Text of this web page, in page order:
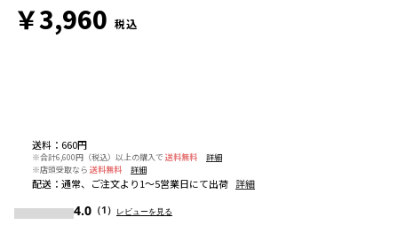
送料 ： 660円
※合計6,600円（税込）以上の購入で 送料無料
詳細
※店頭受取なら 送料無料 詳細
配送 ： 通常、ご注文より1～5営業日にて出荷 詳細
4.0 （1） レビューを見る
￥3,960 税込